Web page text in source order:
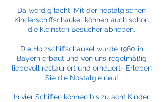
Da werd g`lacht: Mit der nostalgischen
Kinderschiffschaukel können auch schon
die kleinsten Besucher abheben.
Die Holzschiffschaukel wurde 1960 in
Bayern erbaut und von uns regelmäßig
liebevoll restauriert und erneuert- Erleben
Sie die Nostalgie neu!
In vier Schiffen können bis zu acht Kinder